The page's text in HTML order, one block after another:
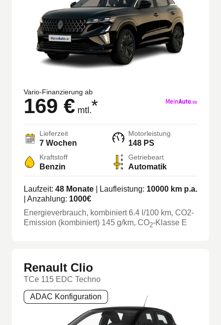
Vario-Finanzierung ab
169 € mtl.*
Lieferzeit
7 Wochen
Motorleistung
148 PS
Kraftstoff
Benzin
Getriebeart
Automatik
Laufzeit: 48 Monate | Laufleistung: 10000 km p.a.
| Anzahlung: 1000€
Energieverbrauch, kombiniert6.4 l/100 km, CO2-
Emission (kombiniert) 145 g/km, CO2-Klasse E
Renault Clio
TCe 115 EDC Techno
ADAC Konfiguration